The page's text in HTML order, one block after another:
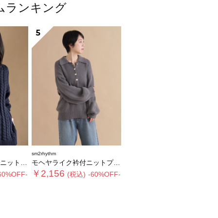
ランキング
ーバー
5
sm2rhythm
モヘヤライク衿付ニットプルオーバー
￥2,156 (税込) -60%OFF-